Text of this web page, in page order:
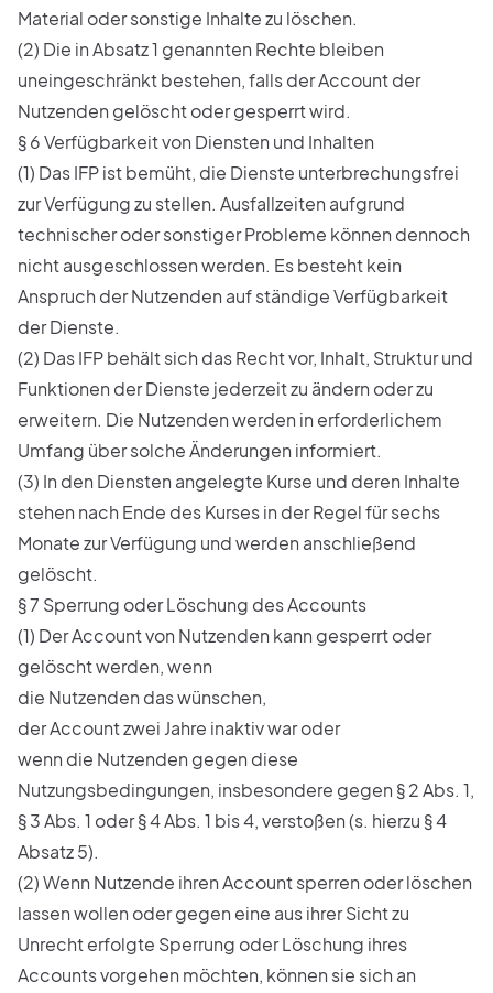
Material oder sonstige Inhalte zu löschen.
(2) Die in Absatz 1 genannten Rechte bleiben
uneingeschränkt bestehen, falls der Account der
Nutzenden gelöscht oder gesperrt wird.
§ 6 Verfügbarkeit von Diensten und Inhalten
(1) Das IFP ist bemüht, die Dienste unterbrechungsfrei
zur Verfügung zu stellen. Ausfallzeiten aufgrund
technischer oder sonstiger Probleme können dennoch
nicht ausgeschlossen werden. Es besteht kein
Anspruch der Nutzenden auf ständige Verfügbarkeit
der Dienste.
(2) Das IFP behält sich das Recht vor, Inhalt, Struktur und
Funktionen der Dienste jederzeit zu ändern oder zu
erweitern. Die Nutzenden werden in erforderlichem
Umfang über solche Änderungen informiert.
(3) In den Diensten angelegte Kurse und deren Inhalte
stehen nach Ende des Kurses in der Regel für sechs
Monate zur Verfügung und werden anschließend
gelöscht.
§ 7 Sperrung oder Löschung des Accounts
(1) Der Account von Nutzenden kann gesperrt oder
gelöscht werden, wenn
die Nutzenden das wünschen,
der Account zwei Jahre inaktiv war oder
wenn die Nutzenden gegen diese
Nutzungsbedingungen, insbesondere gegen § 2 Abs. 1,
§ 3 Abs. 1 oder § 4 Abs. 1 bis 4, verstoßen (s. hierzu § 4
Absatz 5).
(2) Wenn Nutzende ihren Account sperren oder löschen
lassen wollen oder gegen eine aus ihrer Sicht zu
Unrecht erfolgte Sperrung oder Löschung ihres
Accounts vorgehen möchten, können sie sich an